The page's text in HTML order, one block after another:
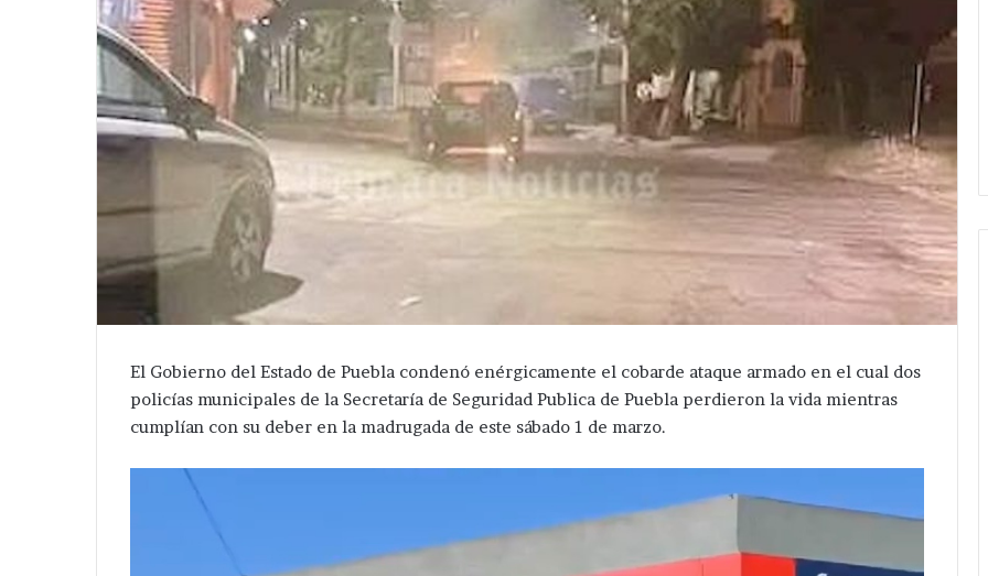
El Gobierno del Estado de Puebla condenó enérgicamente el cobarde ataque armado en el cual dos
policías municipales de la Secretaría de Seguridad Publica de Puebla perdieron la vida mientras
cumplían con su deber en la madrugada de este sábado 1 de marzo.